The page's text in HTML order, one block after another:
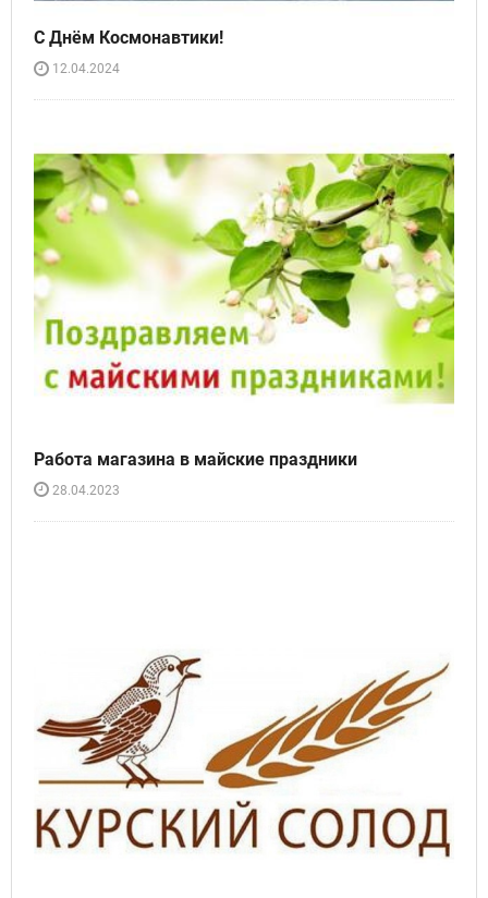
С Днём Космонавтики!
12.04.2024
Работа магазина в майские праздники
28.04.2023